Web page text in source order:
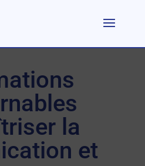
la
et